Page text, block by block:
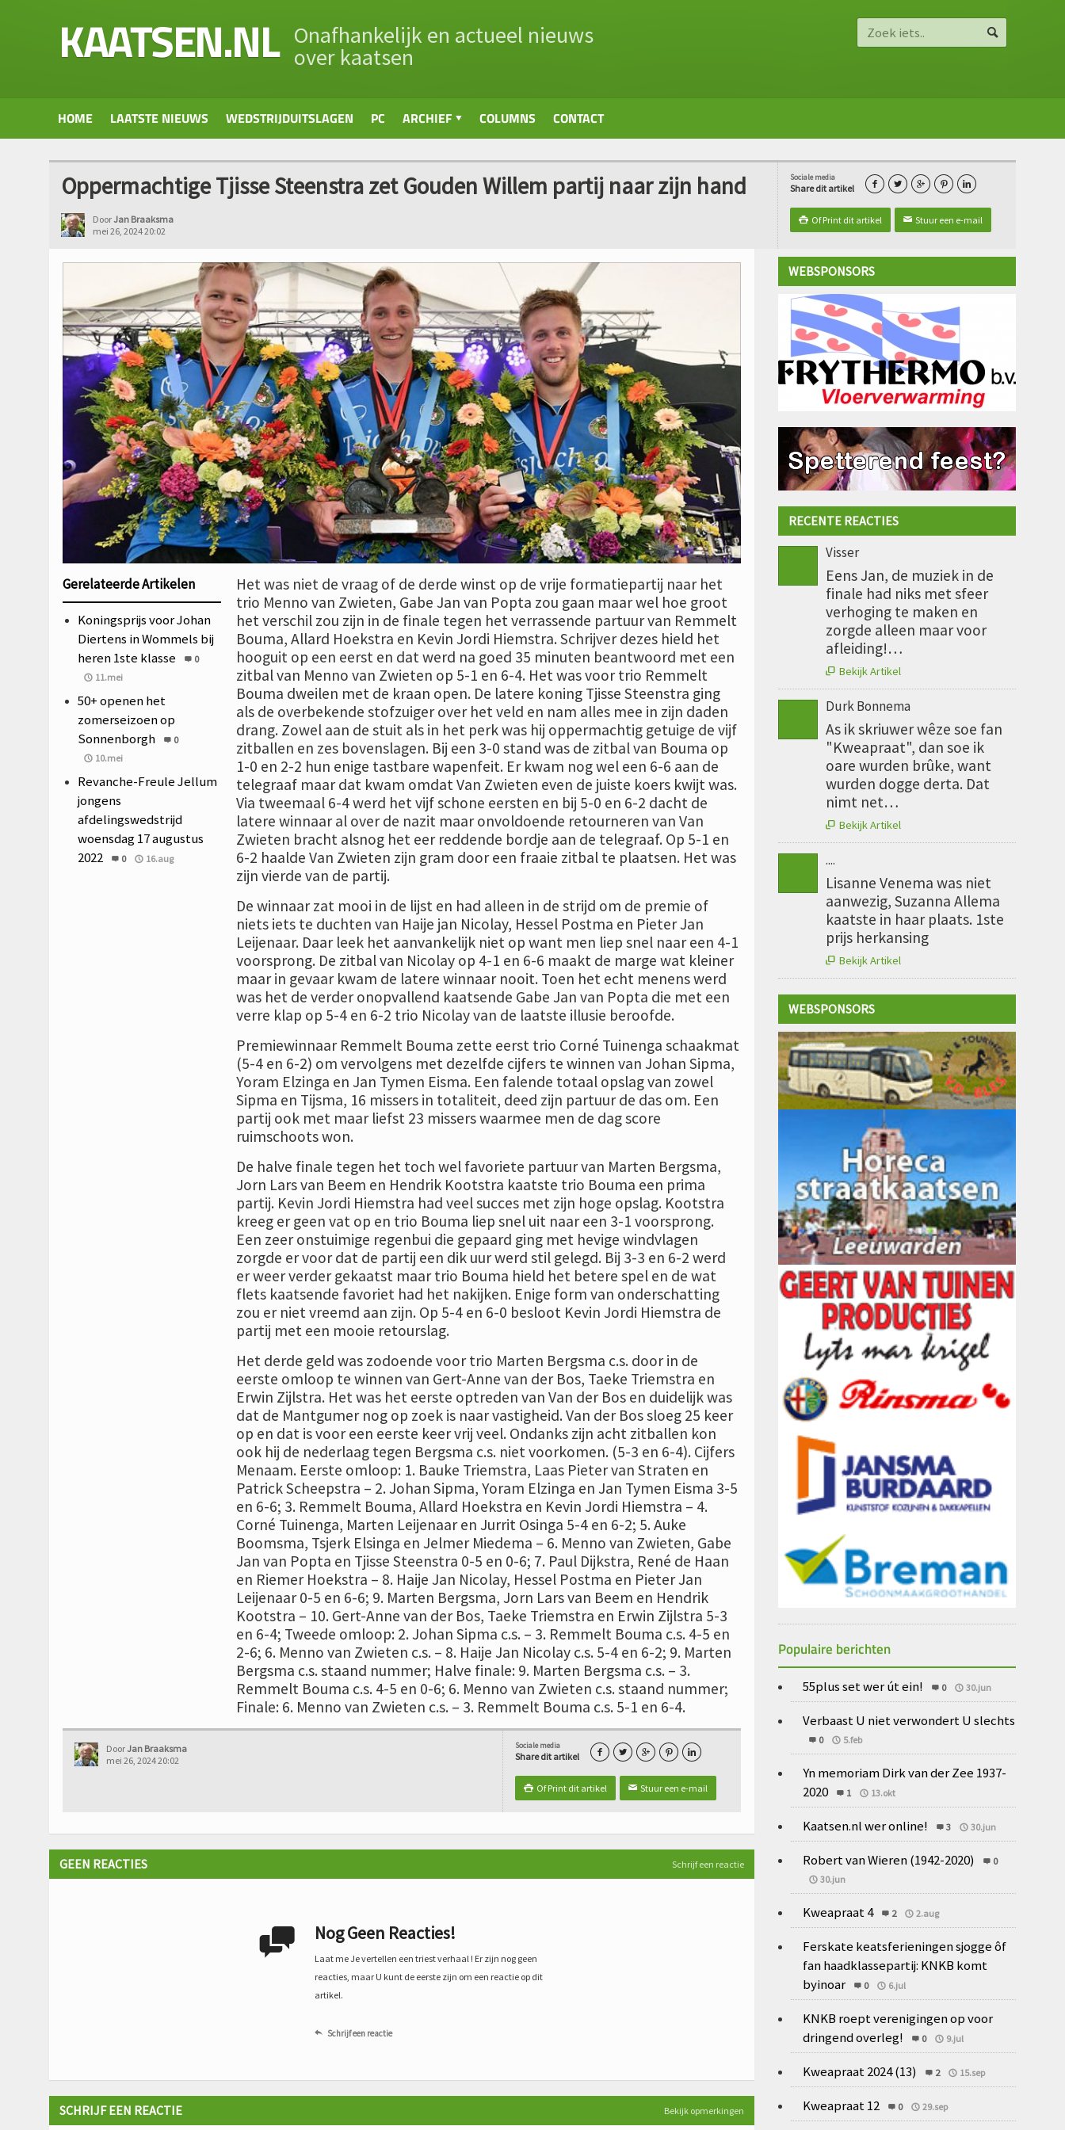
KAATSEN.NL Onafhankelijk en actueel nieuws
over kaatsen
HOME LAATSTE NIEUWS WEDSTRIJDUITSLAGEN PC ARCHIEF COLUMNS CONTACT
Sociale media
Share dit artikel     
 Of Print dit artikel ✉ Stuur een e-mail
Oppermachtige Tjisse Steenstra zet Gouden Willem partij naar zijn hand
DoorJan Braaksma
mei 26, 2024 20:02
Gerelateerde Artikelen
Koningsprijs voor Johan
Diertens in Wommels bij
heren 1ste klasse
0
11.mei
50+ openen het
zomerseizoen op
Sonnenborgh
0
10.mei
Revanche-Freule Jellum
jongens
afdelingswedstrijd
woensdag 17 augustus
2022
0 16.aug
Het was niet de vraag of de derde winst op de vrije formatiepartij naar het
trio Menno van Zwieten, Gabe Jan van Popta zou gaan maar wel hoe groot
het verschil zou zijn in de finale tegen het verrassende partuur van Remmelt
Bouma, Allard Hoekstra en Kevin Jordi Hiemstra. Schrijver dezes hield het
hooguit op een eerst en dat werd na goed 35 minuten beantwoord met een
zitbal van Menno van Zwieten op 5-1 en 6-4. Het was voor trio Remmelt
Bouma dweilen met de kraan open. De latere koning Tjisse Steenstra ging
als de overbekende stofzuiger over het veld en nam alles mee in zijn daden
drang. Zowel aan de stuit als in het perk was hij oppermachtig getuige de vijf
zitballen en zes bovenslagen. Bij een 3-0 stand was de zitbal van Bouma op
1-0 en 2-2 hun enige tastbare wapenfeit. Er kwam nog wel een 6-6 aan de
telegraaf maar dat kwam omdat Van Zwieten even de juiste koers kwijt was.
Via tweemaal 6-4 werd het vijf schone eersten en bij 5-0 en 6-2 dacht de
latere winnaar al over de nazit maar onvoldoende retourneren van Van
Zwieten bracht alsnog het eer reddende bordje aan de telegraaf. Op 5-1 en
6-2 haalde Van Zwieten zijn gram door een fraaie zitbal te plaatsen. Het was
zijn vierde van de partij.
De winnaar zat mooi in de lijst en had alleen in de strijd om de premie of
niets iets te duchten van Haije jan Nicolay, Hessel Postma en Pieter Jan
Leijenaar. Daar leek het aanvankelijk niet op want men liep snel naar een 4-1
voorsprong. De zitbal van Nicolay op 4-1 en 6-6 maakt de marge wat kleiner
maar in gevaar kwam de latere winnaar nooit. Toen het echt menens werd
was het de verder onopvallend kaatsende Gabe Jan van Popta die met een
verre klap op 5-4 en 6-2 trio Nicolay van de laatste illusie beroofde.
Premiewinnaar Remmelt Bouma zette eerst trio Corné Tuinenga schaakmat
(5-4 en 6-2) om vervolgens met dezelfde cijfers te winnen van Johan Sipma,
Yoram Elzinga en Jan Tymen Eisma. Een falende totaal opslag van zowel
Sipma en Tijsma, 16 missers in totaliteit, deed zijn partuur de das om. Een
partij ook met maar liefst 23 missers waarmee men de dag score
ruimschoots won.
De halve finale tegen het toch wel favoriete partuur van Marten Bergsma,
Jorn Lars van Beem en Hendrik Kootstra kaatste trio Bouma een prima
partij. Kevin Jordi Hiemstra had veel succes met zijn hoge opslag. Kootstra
kreeg er geen vat op en trio Bouma liep snel uit naar een 3-1 voorsprong.
Een zeer onstuimige regenbui die gepaard ging met hevige windvlagen
zorgde er voor dat de partij een dik uur werd stil gelegd. Bij 3-3 en 6-2 werd
er weer verder gekaatst maar trio Bouma hield het betere spel en de wat
flets kaatsende favoriet had het nakijken. Enige form van onderschatting
zou er niet vreemd aan zijn. Op 5-4 en 6-0 besloot Kevin Jordi Hiemstra de
partij met een mooie retourslag.
Het derde geld was zodoende voor trio Marten Bergsma c.s. door in de
eerste omloop te winnen van Gert-Anne van der Bos, Taeke Triemstra en
Erwin Zijlstra. Het was het eerste optreden van Van der Bos en duidelijk was
dat de Mantgumer nog op zoek is naar vastigheid. Van der Bos sloeg 25 keer
op en dat is voor een eerste keer vrij veel. Ondanks zijn acht zitballen kon
ook hij de nederlaag tegen Bergsma c.s. niet voorkomen. (5-3 en 6-4). Cijfers
Menaam. Eerste omloop: 1. Bauke Triemstra, Laas Pieter van Straten en
Patrick Scheepstra – 2. Johan Sipma, Yoram Elzinga en Jan Tymen Eisma 3-5
en 6-6; 3. Remmelt Bouma, Allard Hoekstra en Kevin Jordi Hiemstra – 4.
Corné Tuinenga, Marten Leijenaar en Jurrit Osinga 5-4 en 6-2; 5. Auke
Boomsma, Tsjerk Elsinga en Jelmer Miedema – 6. Menno van Zwieten, Gabe
Jan van Popta en Tjisse Steenstra 0-5 en 0-6; 7. Paul Dijkstra, René de Haan
en Riemer Hoekstra – 8. Haije Jan Nicolay, Hessel Postma en Pieter Jan
Leijenaar 0-5 en 6-6; 9. Marten Bergsma, Jorn Lars van Beem en Hendrik
Kootstra – 10. Gert-Anne van der Bos, Taeke Triemstra en Erwin Zijlstra 5-3
en 6-4; Tweede omloop: 2. Johan Sipma c.s. – 3. Remmelt Bouma c.s. 4-5 en
2-6; 6. Menno van Zwieten c.s. – 8. Haije Jan Nicolay c.s. 5-4 en 6-2; 9. Marten
Bergsma c.s. staand nummer; Halve finale: 9. Marten Bergsma c.s. – 3.
Remmelt Bouma c.s. 4-5 en 0-6; 6. Menno van Zwieten c.s. staand nummer;
Finale: 6. Menno van Zwieten c.s. – 3. Remmelt Bouma c.s. 5-1 en 6-4.
Sociale media
Share dit artikel     
 Of Print dit artikel ✉ Stuur een e-mail
DoorJan Braaksma
mei 26, 2024 20:02
Schrijf een reactie
GEEN REACTIES
 Nog Geen Reacties!
Laat me Je vertellen een triest verhaal ! Er zijn nog geen
reacties, maar U kunt de eerste zijn om een reactie op dit
artikel.
 Schrijf een reactie
Bekijk opmerkingen
SCHRIJF EEN REACTIE
WEBSPONSORS
RECENTE REACTIES
Visser
Eens Jan, de muziek in de
finale had niks met sfeer
verhoging te maken en
zorgde alleen maar voor
afleiding!…
 Bekijk Artikel
Durk Bonnema
As ik skriuwer wêze soe fan
"Kweapraat", dan soe ik
oare wurden brûke, want
wurden dogge derta. Dat
nimt net…
 Bekijk Artikel
....
Lisanne Venema was niet
aanwezig, Suzanna Allema
kaatste in haar plaats. 1ste
prijs herkansing
 Bekijk Artikel
WEBSPONSORS
Populaire berichten
55plus set wer út ein! 0 30.jun
Verbaast U niet verwondert U slechts
0 5.feb
Yn memoriam Dirk van der Zee 1937-
2020
1 13.okt
Kaatsen.nl wer online! 3 30.jun
Robert van Wieren (1942-2020)
0
30.jun
Kweapraat 4 2 2.aug
Ferskate keatsferieningen sjogge ôf
fan haadklassepartij: KNKB komt
byinoar
0 6.jul
KNKB roept verenigingen op voor
dringend overleg!
0 9.jul
Kweapraat 2024 (13) 2 15.sep
Kweapraat 12 0 29.sep